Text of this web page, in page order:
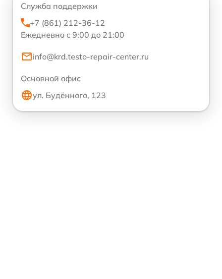
Служба поддержки
+7 (861) 212-36-12
Ежедневно с 9:00 до 21:00
info@krd.testo-repair-center.ru
Основной офис
ул. Будённого, 123